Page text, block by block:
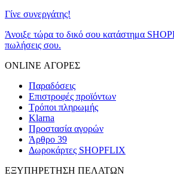
Γίνε συνεργάτης!
Άνοιξε τώρα το δικό σου κατάστημα
πωλήσεις σου.
ONLINE ΑΓΟΡΕΣ
Παραδόσεις
Επιστροφές προϊόντων
Τρόποι πληρωμής
Klarna
Προστασία αγορών
Άρθρο 39
Δωροκάρτες SHOPFLIX
ΕΞΥΠΗΡΕΤΗΣΗ ΠΕΛΑΤΩΝ